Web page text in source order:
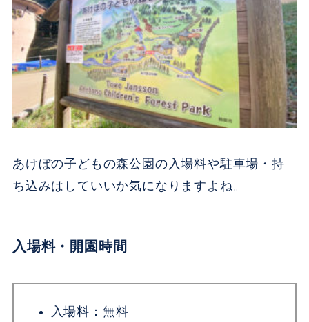
あけぼの子どもの森公園の入場料や駐車場・持
ち込みはしていいか気になりますよね。
入場料・開園時間
入場料：無料